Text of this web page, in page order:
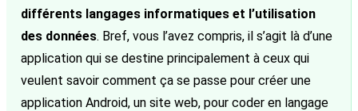
différents langages informatiques et l’utilisation
des données. Bref, vous l’avez compris, il s’agit là d’une
application qui se destine principalement à ceux qui
veulent savoir comment ça se passe pour créer une
application Android, un site web, pour coder en langage